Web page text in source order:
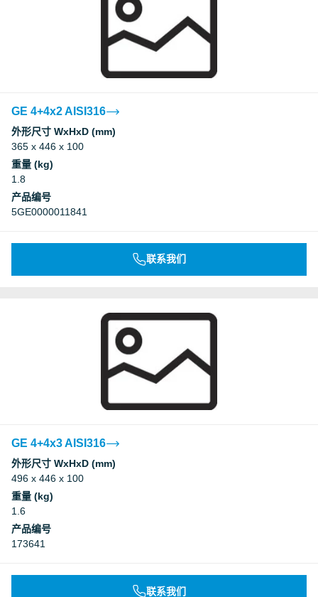
GE 4+4x2 AISI316
外形尺寸 WxHxD (mm)
365 x 446 x 100
重量 (kg)
1.8
产品编号
5GE0000011841
联系我们
GE 4+4x3 AISI316
外形尺寸 WxHxD (mm)
496 x 446 x 100
重量 (kg)
1.6
产品编号
173641
联系我们